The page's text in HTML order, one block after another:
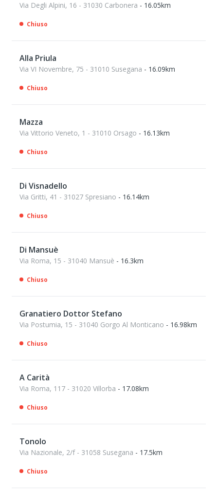
Via Degli Alpini, 16 - 31030 Carbonera - 16.05km
Chiuso
Alla Priula
Via VI Novembre, 75 - 31010 Susegana - 16.09km
Chiuso
Mazza
Via Vittorio Veneto, 1 - 31010 Orsago - 16.13km
Chiuso
Di Visnadello
Via Gritti, 41 - 31027 Spresiano - 16.14km
Chiuso
Di Mansuè
Via Roma, 15 - 31040 Mansuè - 16.3km
Chiuso
Granatiero Dottor Stefano
Via Postumia, 15 - 31040 Gorgo Al Monticano - 16.98km
Chiuso
A Carità
Via Roma, 117 - 31020 Villorba - 17.08km
Chiuso
Tonolo
Via Nazionale, 2/f - 31058 Susegana - 17.5km
Chiuso